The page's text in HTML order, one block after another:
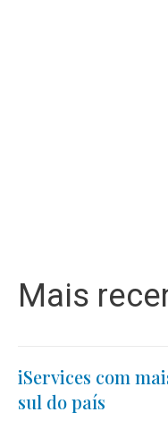
Mais
iServices com
sul do país